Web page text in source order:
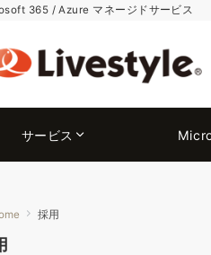
365 / Azure マネージドサービ
サービス
採用